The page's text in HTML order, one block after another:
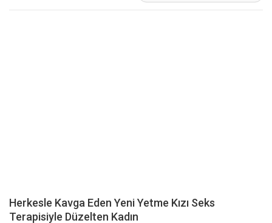
Herkesle Kavga Eden Yeni Yetme Kızı Seks
Terapisiyle Düzelten Kadın